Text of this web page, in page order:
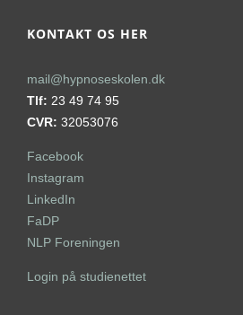
KONTAKT OS HER
mail@hypnoseskolen.dk
Tlf: 23 49 74 95
CVR: 32053076
Facebook
Instagram
LinkedIn
FaDP
NLP Foreningen
Login på studienettet